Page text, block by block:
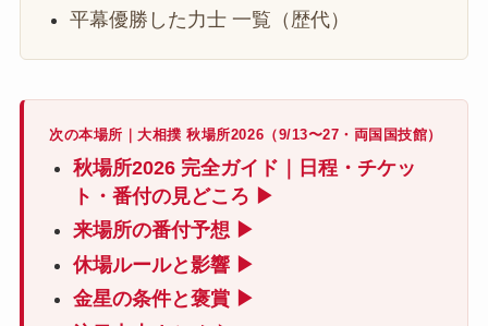
平幕優勝した力士 一覧（歴代）
次の本場所｜大相撲 秋場所2026（9/13〜27・両国国技館）
秋場所2026 完全ガイド｜日程・チケッ
ト・番付の見どころ ▶
来場所の番付予想 ▶
休場ルールと影響 ▶
金星の条件と褒賞 ▶